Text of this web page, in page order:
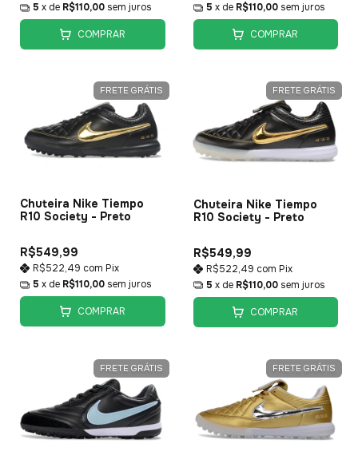
5 x de R$110,00 sem juros
COMPRAR
5 x de R$110,00 sem juros
COMPRAR
FRETE GRÁTIS
Chuteira Nike Tiempo
R10 Society - Preto
R$549,99
R$522,49 com Pix
5 x de R$110,00 sem juros
COMPRAR
FRETE GRÁTIS
Chuteira Nike Tiempo
R10 Society - Preto
R$549,99
R$522,49 com Pix
5 x de R$110,00 sem juros
COMPRAR
FRETE GRÁTIS FRETE GRÁTIS